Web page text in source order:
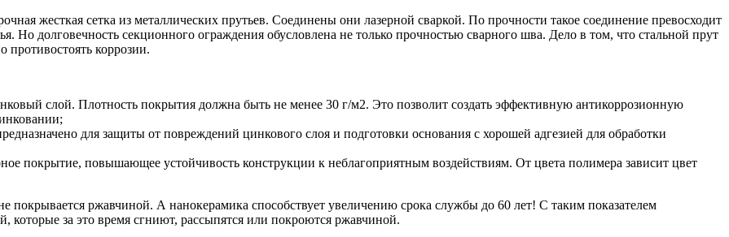
жесткая сетка из металлических прутьев. Соединены они лазерной сваркой. По прочности такое соединение превосходит
Но долговечность секционного ограждения обусловлена не только прочностью сварного шва. Дело в том, что стальной прут
противостоять коррозии.
слой. Плотность покрытия должна быть не менее 30 г/м2. Это позволит создать эффективную антикоррозионную
для защиты от повреждений цинкового слоя и подготовки основания с хорошей адгезией для обработки
покрытие, повышающее устойчивость конструкции к неблагоприятным воздействиям. От цвета полимера зависит цвет
покрывается ржавчиной. А нанокерамика способствует увеличению срока службы до 60 лет! С таким показателем
которые за это время сгниют, рассыпятся или покроются ржавчиной.